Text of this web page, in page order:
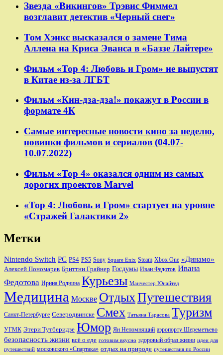
Звезда «Викингов» Трэвис Фиммел
возглавит детектив «Черный снег»
Том Хэнкс высказался о замене Тима
Аллена на Криса Эванса в «Баззе Лайтере»
Фильм «Тор 4: Любовь и Гром» не выпустят
в Китае из-за ЛГБТ
Фильм «Кин-дза-дза!» покажут в России в
формате 4К
Самые интересные новости кино за неделю,
новинки фильмов и сериалов (04.07-
10.07.2022)
Фильм «Тор 4» оказался одним из самых
дорогих проектов Marvel
«Тор 4: Любовь и Гром» стартует на уровне
«Стражей Галактики 2»
Метки
Nintendo Switch PC PS4 PS5 Sony Square Enix Steam Xbox One «Динамо»
Алексей Пономарев Бриттни Грайнер Госдумы Иван Федотов Ивана
Федотова Ирина Роднина Курьезы Манчестер Юнайтед
Медицина Москве ОтдыхПутешествия
Санкт-Петербурге Северодвинске Смех Татьяна Тарасова Туризм
УГМК Этери Тутберидзе Юмор Ян Непомнящий аэропорту Шереметьево
безопасность жизни всё о еде готовим вкусно здоровый образ жизни идеи для
путешествий московского «Спартака» отдых на природе путешествия по России